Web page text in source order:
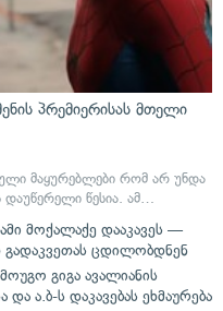
პრემიერისას მთელი
მაყურებლები რომ არ უნდა
დაუწერელი წესია. ამ…
მოქალაქე დააკავეს —
გადაკვეთას ცდილობდნენ
გიგა ავალიანის
ა.ბ-ს დაკავებას ეხმაურება